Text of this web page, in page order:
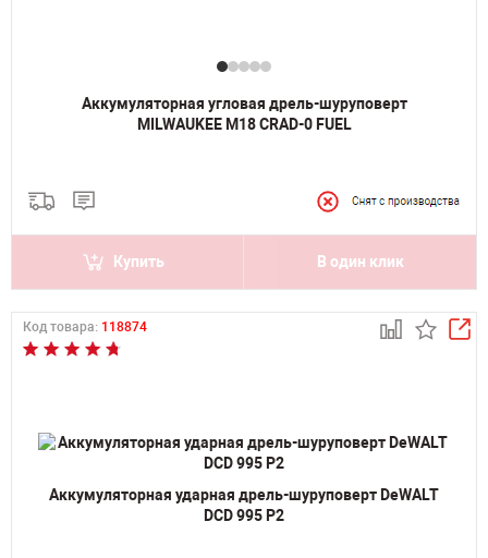
Аккумуляторная угловая дрель-шуруповерт
MILWAUKEE M18 CRAD-0 FUEL
Купить В один клик
Код товара: 118874
Аккумуляторная ударная дрель-шуруповерт DeWALT
DCD 995 P2